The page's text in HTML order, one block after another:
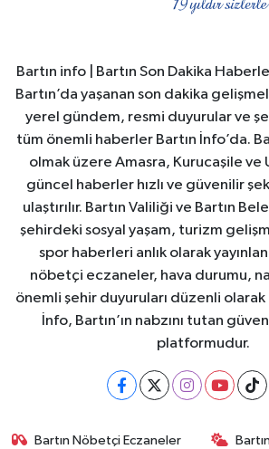
Bartın info | Bartın Son Dakika
Bartın’da yaşanan son dakika
yerel gündem, resmi duyurular ve
tüm önemli haberler Bartın İnfo’da.
olmak üzere Amasra, Kurucaşile ve
güncel haberler hızlı ve güvenilir
ulaştırılır. Bartın Valiliği ve Bartın
şehirdeki sosyal yaşam, turizm
spor haberleri anlık olarak
nöbetçi eczaneler, hava durumu,
önemli şehir duyuruları düzenli olarak
İnfo, Bartın’ın nabzını tutan
platformudur.
Bartın Nöbetçi Eczaneler